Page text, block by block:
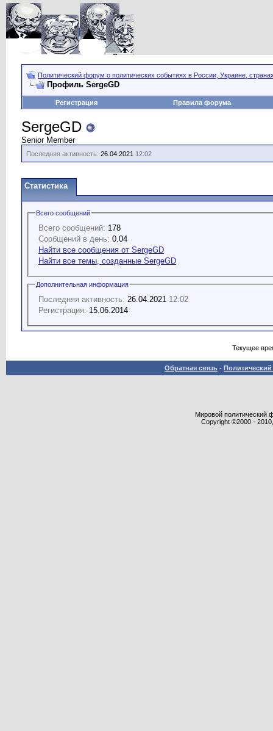
Политический форум о политических событиях в России, Украине,
Профиль SergeGD
Регистрация Правила форума
SergeGD
Senior Member
Последняя активность: 26.04.2021 12:02
Статистика
Всего сообщений
Всего сообщений: 178
Сообщений в день: 0.04
Найти все сообщения от SergeGD
Найти все темы, созданные SergeGD
Дополнительная информация
Последняя активность: 26.04.2021 12:02
Регистрация: 15.06.2014
Текущее
Обратная связь -
Мировой политический
Copyright ©2000 -